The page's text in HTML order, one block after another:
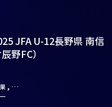
JFA U-12長野県 南信
野FC）
, …